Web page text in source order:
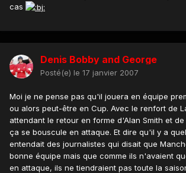
cas
Denis Bobby and George
Posté(e) le 17 janvier 2007
Moi je ne pense pas qu'il jouera en équipe
ou alors peut-être en Cup. Avec le renfort de
attendant le retour en forme d'Alan Smith et de
ça se bouscule en attaque. Et dire qu'il y a
entendait des journalistes qui disait que
bonne équipe mais que comme ils n'avaient
en attaque, ils ne tiendraient pas toute la